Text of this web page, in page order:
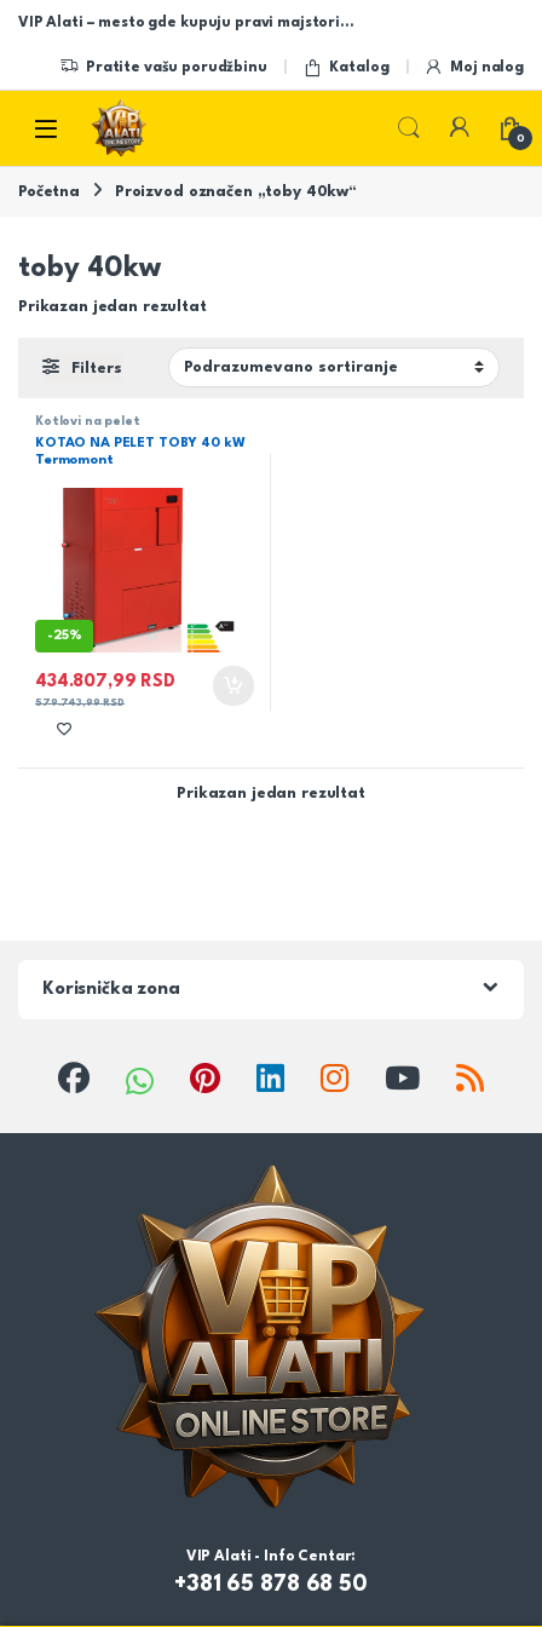
Skip to navigation
Skip to content
VIP Alati – mesto gde kupuju pravi majstori…
Pratite vašu porudžbinu Katalog Moj nalog
Open
0
Početna Proizvod označen „toby 40kw“
toby 40kw
Prikazan jedan rezultat
Filters
Kotlovi na pelet
KOTAO NA PELET TOBY 40 kW
Termomont
-25%
434.807,99 RSD
579.743,99RSD
Prikazan jedan rezultat
Korisnička zona
VIP Alati - Info Centar:
+381 65 878 68 50